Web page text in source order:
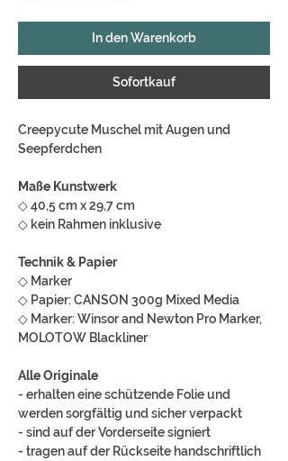
In den Warenkorb
Sofortkauf
Creepycute Muschel mit Augen und
Seepferdchen
Maße Kunstwerk
◇ 40,5 cm x 29,7 cm
◇ kein Rahmen inklusive
Technik & Papier
◇ Marker
◇ Papier: CANSON 300g Mixed Media
◇ Marker: Winsor and Newton Pro Marker,
MOLOTOW Blackliner
Alle Originale
- erhalten eine schützende Folie und
werden sorgfältig und sicher verpackt
- sind auf der Vorderseite signiert
- tragen auf der Rückseite handschriftlich